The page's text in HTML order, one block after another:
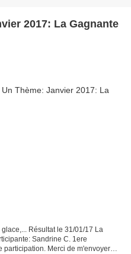
2017: La Gagnante
Résultat le 31/01/17 La
Sandrine C. 1ere
participation. Merci de m'envoyer